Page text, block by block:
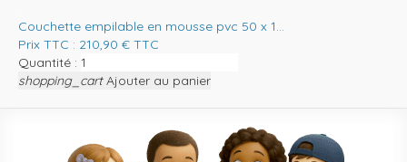
Couchette empilable en mousse pvc 50 x 1...
Prix TTC : 210,90 € TTC
Quantité :
shopping_cart Ajouter au panier